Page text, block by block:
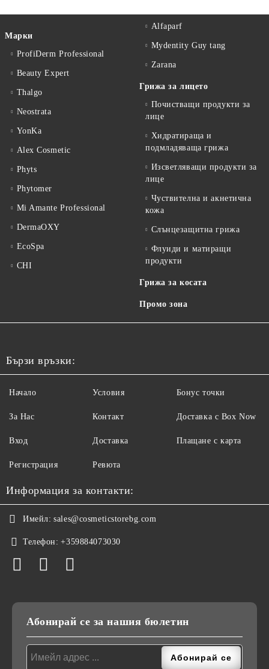
Марки
ProfiDerm Professional
Beauty Expert
Thalgo
Neostrata
YonKa
Alex Cosmetic
Phyts
Phytomer
Mi Amante Professional
DermaOXY
EcoSpa
CHI
Alfaparf
Mydentity Guy tang
Zarana
Грижа за лицето
Почистващи продукти за
лице
Хидратираща и
подмладяваща грижа
Изсветляващи продукти за
лице
Чуствителна и акнетична
кожа
Слънцезащитна грижа
Флуиди и матиращи
продукти
Грижа за косата
Промо зона
Бързи връзки:
Начало
За Нас
Вход
Регистрация
Условия
Контакт
Доставка
Ревюта
Бонус точки
Доставка с Box Now
Плащане с карта
Информация за контакти:
Имейл: sales@cosmeticstorebg.com
Телефон: +359884073030
Абонирай се за нашия бюлетин